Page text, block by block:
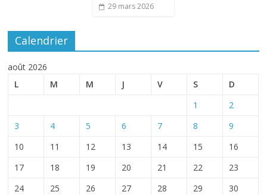
29 mars 2026
Calendrier
août 2026
L
M M J V S D
1
2
3
4 5 6 7 8
9
10
11 12 13 14 15
16
17
18 19 20 21 22
23
24
25 26 27 28 29
30